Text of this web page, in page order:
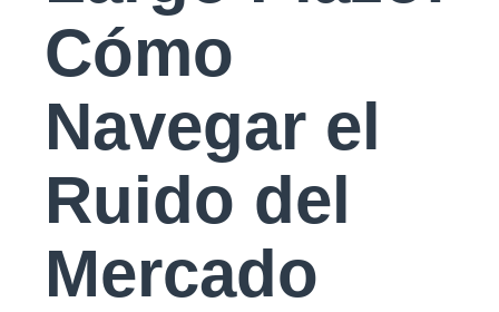
Cómo
Navegar el
Ruido del
Mercado